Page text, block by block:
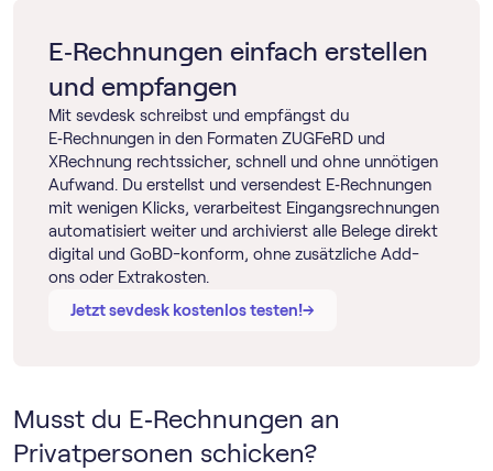
E‑Rechnungen einfach erstellen
und empfangen
Mit sevdesk schreibst und empfängst du
E‑Rechnungen in den Formaten ZUGFeRD und
XRechnung rechtssicher, schnell und ohne unnötigen
Aufwand. Du erstellst und versendest E‑Rechnungen
mit wenigen Klicks, verarbeitest Eingangsrechnungen
automatisiert weiter und archivierst alle Belege direkt
digital und GoBD-konform, ohne zusätzliche Add-
ons oder Extrakosten.
Jetzt sevdesk kostenlos testen!→
→
Musst du E‑Rechnungen an
Privatpersonen schicken?